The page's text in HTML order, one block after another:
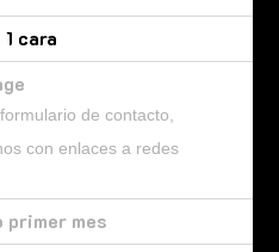
cara
de contacto,
con enlaces a redes
primer mes